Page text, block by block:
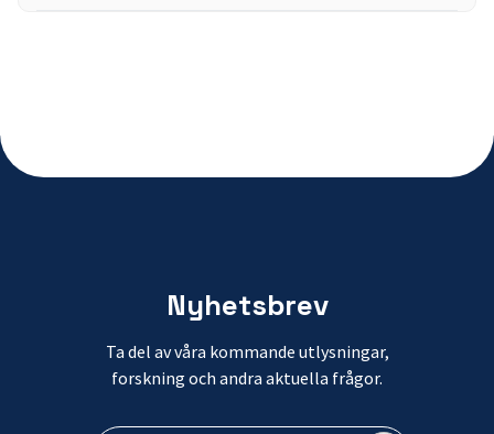
Nyhetsbrev
Ta del av våra kommande utlysningar,
forskning och andra aktuella frågor.